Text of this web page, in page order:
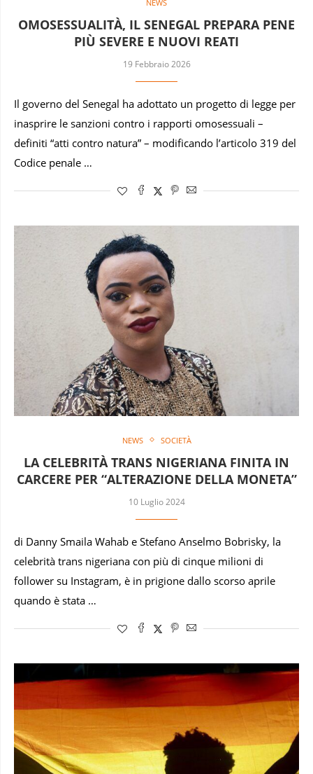
NEWS
OMOSESSUALITÀ, IL SENEGAL PREPARA PENE
PIÙ SEVERE E NUOVI REATI
19 Febbraio 2026
Il governo del Senegal ha adottato un progetto di legge per
inasprire le sanzioni contro i rapporti omosessuali –
definiti “atti contro natura” – modificando l’articolo 319 del
Codice penale …
NEWS SOCIETÀ
LA CELEBRITÀ TRANS NIGERIANA FINITA IN
CARCERE PER “ALTERAZIONE DELLA MONETA”
10 Luglio 2024
di Danny Smaila Wahab e Stefano Anselmo Bobrisky, la
celebrità trans nigeriana con più di cinque milioni di
follower su Instagram, è in prigione dallo scorso aprile
quando è stata …